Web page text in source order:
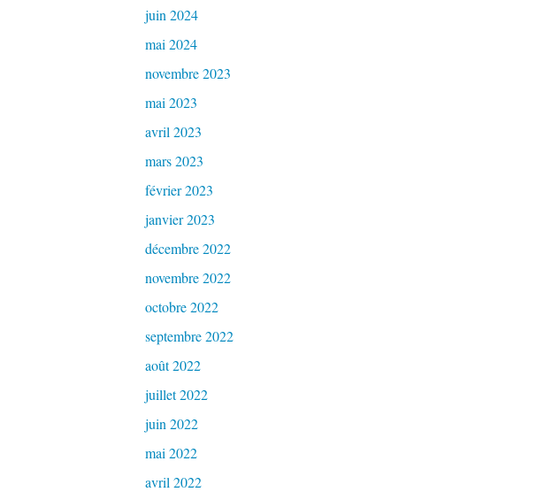
juin 2024
mai 2024
novembre 2023
mai 2023
avril 2023
mars 2023
février 2023
janvier 2023
décembre 2022
novembre 2022
octobre 2022
septembre 2022
août 2022
juillet 2022
juin 2022
mai 2022
avril 2022